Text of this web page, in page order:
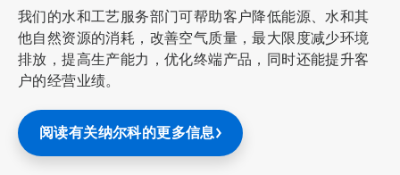
我们的水和工艺服务部门可帮助客户降低能源、水和其
他自然资源的消耗，改善空气质量，最大限度减少环境
排放，提高生产能力，优化终端产品，同时还能提升客
户的经营业绩。
阅读有关纳尔科的更多信息